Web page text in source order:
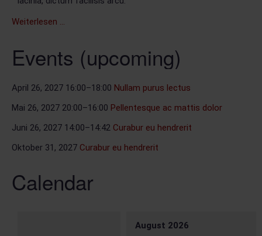
Weiterlesen …
hendrerit
Events (upcoming)
April 26, 2027 16:00–18:00 Nullam purus lectus
Mai 26, 2027 20:00–16:00 Pellentesque ac mattis dolor
Juni 26, 2027 14:00–14:42 Curabur eu hendrerit
Oktober 31, 2027 Curabur eu hendrerit
Calendar
August 2026